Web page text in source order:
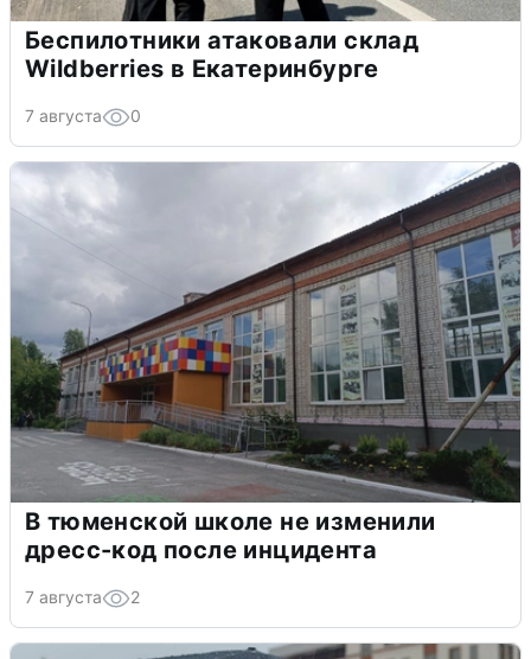
Беспилотники атаковали склад
Wildberries в Екатеринбурге
7 августа 0
В тюменской школе не изменили
дресс-код после инцидента
7 августа 2